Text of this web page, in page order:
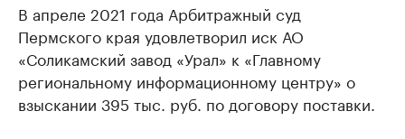
В апреле 2021 года Арбитражный суд
Пермского края удовлетворил иск АО
«Соликамский завод «Урал» к «Главному
региональному информационному центру» о
взыскании 395 тыс. руб. по договору поставки.